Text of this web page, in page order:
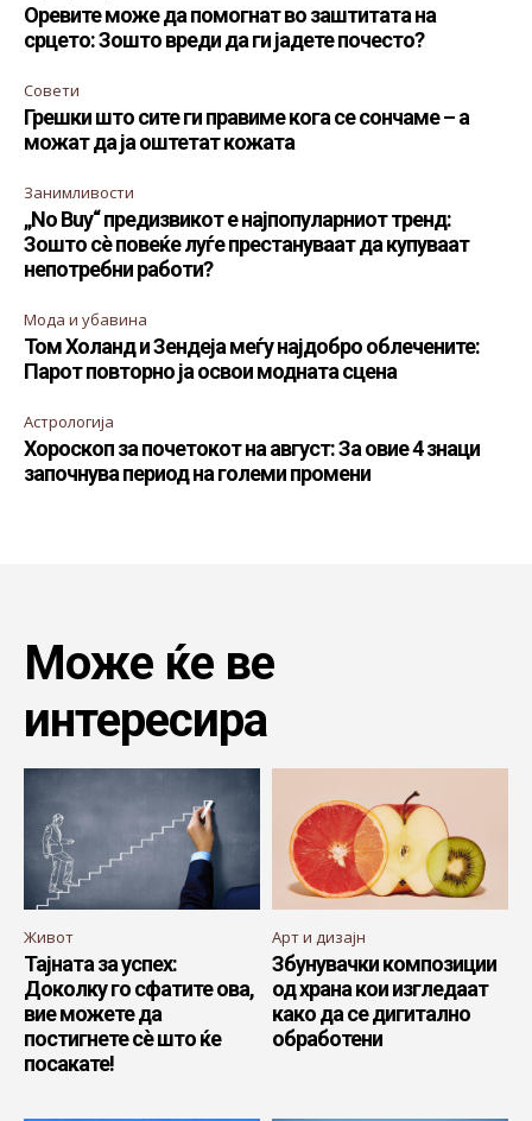
Оревите може да помогнат во заштитата на
срцето: Зошто вреди да ги јадете почесто?
Совети
Грешки што сите ги правиме кога се сончаме – а
можат да ја оштетат кожата
Занимливости
„No Buy“ предизвикот е најпопуларниот тренд:
Зошто сè повеќе луѓе престануваат да купуваат
непотребни работи?
Мода и убавина
Том Холанд и Зендеја меѓу најдобро облечените:
Парот повторно ја освои модната сцена
Астрологија
Хороскоп за почетокот на август: За овие 4 знаци
започнува период на големи промени
Може ќе ве
интересира
Живот
Тајната за успех:
Доколку го сфатите ова,
вие можете да
постигнете сè што ќе
посакате!
Арт и дизајн
Збунувачки композиции
од храна кои изгледаат
како да се дигитално
обработени